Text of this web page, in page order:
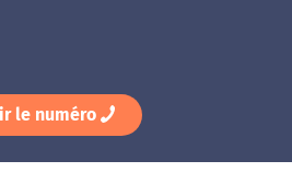
le numéro